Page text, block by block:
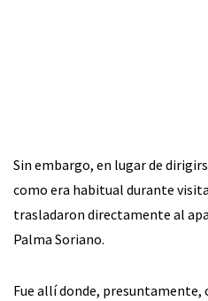
Sin embargo, en lugar de
como era habitual durante
trasladaron directamente al
Palma Soriano.
Fue allí donde, presuntamente,